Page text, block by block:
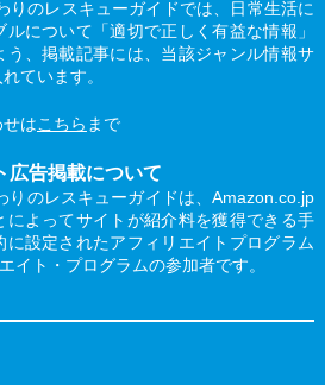
りのレスキューガイドでは、日常生活に
について「適切で正しく有益な情報」
う、掲載記事には、当該ジャンル情報サ
ています。
はこちら まで
告掲載について
りのレスキューガイドは、Amazon.co.jp
によってサイトが紹介料を獲得できる手
設定されたアフィリエイトプログラム
イト・プログラムの参加者です。